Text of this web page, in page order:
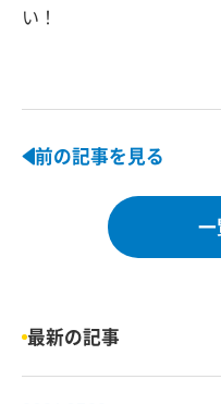
い！
前の記事を見る
一
最新の記事